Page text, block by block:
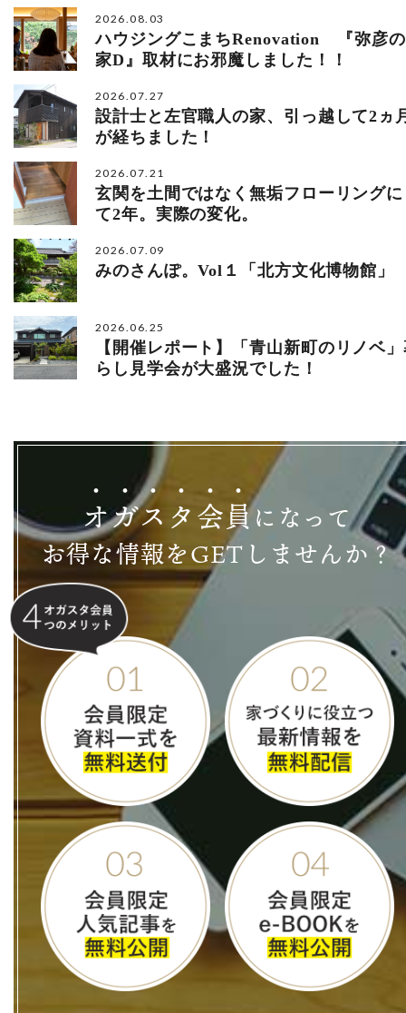
2026.08.03
ハウジングこまちRenovation 『弥彦の
家D』取材にお邪魔しました！！
2026.07.27
設計士と左官職人の家、引っ越して2ヵ
が経ちました！
2026.07.21
玄関を土間ではなく無垢フローリング
て2年。実際の変化。
2026.07.09
みのさんぽ。Vol１「北方文化博物館」
2026.06.25
【開催レポート】「青山新町のリノベ
らし見学会が大盛況でした！
オガス タ会員になって
お得な情報をGETしませんか？